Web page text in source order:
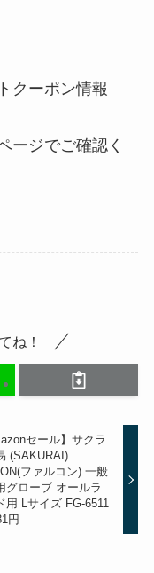
クーポン情報
ージでご確認く
ね！
セール】サクラ
(SAKURAI)
ファルコン) 一般
グローブ オールラ
用 Lサイズ FG-6511
円